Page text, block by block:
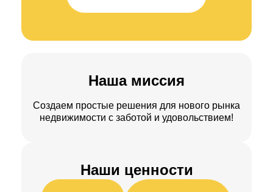
Наша миссия
Создаем простые решения для нового рынка
недвижимости с заботой и удовольствием!
Наши ценности